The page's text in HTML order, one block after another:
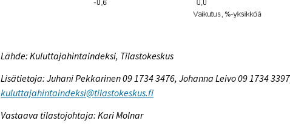
Lähde: Kuluttajahintaindeksi, Tilastokeskus
Lisätietoja: Juhani Pekkarinen 09 1734 3476, Johanna Leivo 09 1734
kuluttajahintaindeksi@tilastokeskus.fi
Vastaava tilastojohtaja: Kari Molnar